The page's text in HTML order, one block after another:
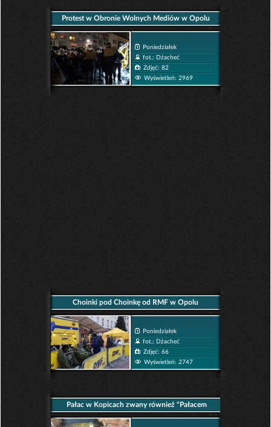
Protest w Obronie Wolnych Mediów w Opolu
Poniedziałek
fot.: Dżacheć
Zdjęć: 82
Wyświetleń: 2969
Choinki pod Choinkę od RMF w Opolu
Poniedziałek
fot.: Dżacheć
Zdjęć: 66
Wyświetleń: 2747
Pałac w Kopicach zwany również "Pałacem
Śląskiego Kopciuszka"